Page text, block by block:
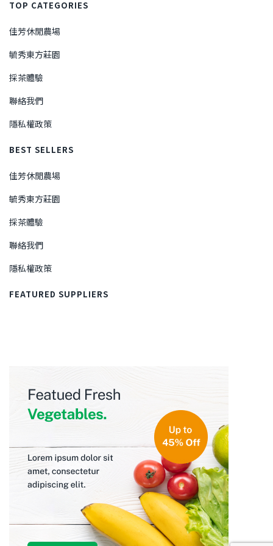
TOP CATEGORIES
佳芳休閒農場
毓秀東方莊園
採茶體驗
聯絡我們
隱私權政策
BEST SELLERS
佳芳休閒農場
毓秀東方莊園
採茶體驗
聯絡我們
隱私權政策
FEATURED SUPPLIERS